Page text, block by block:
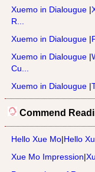
Xuemo in Dialougue |
R...
Xuemo in Dialougue |
Xuemo in Dialougue |
Cu...
Xuemo in Dialougue |
Commend
Hello Xue Mo|Hello
Xue Mo Impression|